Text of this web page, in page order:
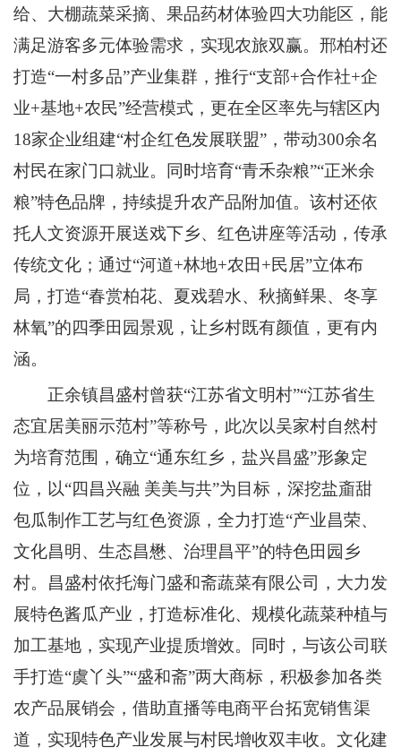
给、大棚蔬菜采摘、果品药材体验四大功能区，能
满足游客多元体验需求，实现农旅双赢。邢柏村还
打造“一村多品”产业集群，推行“支部+合作社+企
业+基地+农民”经营模式，更在全区率先与辖区内
18家企业组建“村企红色发展联盟”，带动300余名
村民在家门口就业。同时培育“青禾杂粮”“正米余
粮”特色品牌，持续提升农产品附加值。该村还依
托人文资源开展送戏下乡、红色讲座等活动，传承
传统文化；通过“河道+林地+农田+民居”立体布
局，打造“春赏柏花、夏戏碧水、秋摘鲜果、冬享
林氧”的四季田园景观，让乡村既有颜值，更有内
涵。
正余镇昌盛村曾获“江苏省文明村”“江苏省生
态宜居美丽示范村”等称号，此次以吴家村自然村
为培育范围，确立“通东红乡，盐兴昌盛”形象定
位，以“四昌兴融 美美与共”为目标，深挖盐齑甜
包瓜制作工艺与红色资源，全力打造“产业昌荣、
文化昌明、生态昌懋、治理昌平”的特色田园乡
村。昌盛村依托海门盛和斋蔬菜有限公司，大力发
展特色酱瓜产业，打造标准化、规模化蔬菜种植与
加工基地，实现产业提质增效。同时，与该公司联
手打造“虞丫头”“盛和斋”两大商标，积极参加各类
农产品展销会，借助直播等电商平台拓宽销售渠
道，实现特色产业发展与村民增收双丰收。文化建